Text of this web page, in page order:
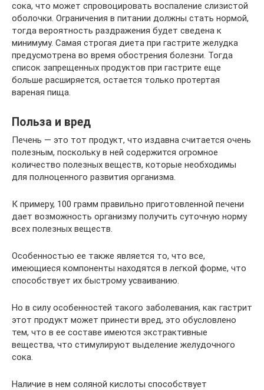
сока, что может спровоцировать воспаление слизистой
оболочки. Ограничения в питании должны стать нормой,
тогда вероятность раздражения будет сведена к
минимуму. Самая строгая диета при гастрите желудка
предусмотрена во время обострения болезни. Тогда
список запрещенных продуктов при гастрите еще
больше расширяется, остается только протертая
вареная пища.
Польза и вред
Печень — это тот продукт, что издавна считается очень
полезным, поскольку в ней содержится огромное
количество полезных веществ, которые необходимы
для полноценного развития организма.
К примеру, 100 грамм правильно приготовленной печени
дает возможность организму получить суточную норму
всех полезных веществ.
Особенностью ее также является то, что все,
имеющиеся компоненты находятся в легкой форме, что
способствует их быстрому усваиванию.
Но в силу особенностей такого заболевания, как гастрит
этот продукт может принести вред, это обусловлено
тем, что в ее составе имеются экстрактивные
вещества, что стимулируют выделение желудочного
сока.
Наличие в нем соляной кислоты способствует